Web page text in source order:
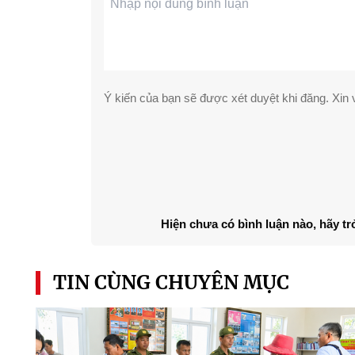
Ý kiến của bạn sẽ được xét duyệt khi đăng. Xin
Hiện chưa có bình luận nào, hãy
TIN CÙNG CHUYÊN MỤC